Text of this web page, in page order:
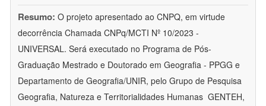
Resumo: O projeto apresentado ao CNPQ, em virtude
decorrência Chamada CNPq/MCTI Nº 10/2023 -
UNIVERSAL. Será executado no Programa de Pós-
Graduação Mestrado e Doutorado em Geografia - PPGG e
Departamento de Geografia/UNIR, pelo Grupo de Pesquisa
Geografia, Natureza e Territorialidades Humanas  GENTEH,